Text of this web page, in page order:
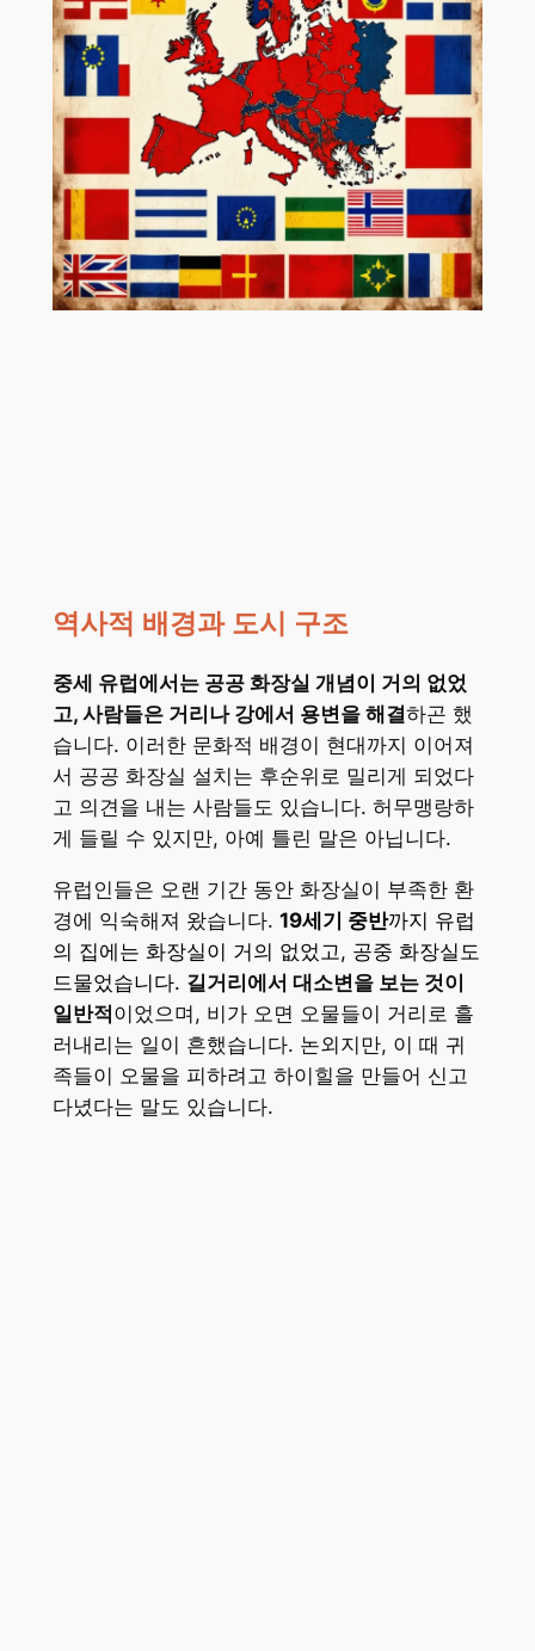
역사적 배경과 도시 구조
중세 유럽에서는 공공 화장실 개념이 거의 없었
고, 사람들은 거리나 강에서 용변을 해결하곤 했
습니다. 이러한 문화적 배경이 현대까지 이어져
서 공공 화장실 설치는 후순위로 밀리게 되었다
고 의견을 내는 사람들도 있습니다. 허무맹랑하
게 들릴 수 있지만, 아예 틀린 말은 아닙니다.
유럽인들은 오랜 기간 동안 화장실이 부족한 환
경에 익숙해져 왔습니다. 19세기 중반까지 유럽
의 집에는 화장실이 거의 없었고, 공중 화장실도
드물었습니다. 길거리에서 대소변을 보는 것이
일반적이었으며, 비가 오면 오물들이 거리로 흘
러내리는 일이 흔했습니다. 논외지만, 이 때 귀
족들이 오물을 피하려고 하이힐을 만들어 신고
다녔다는 말도 있습니다.